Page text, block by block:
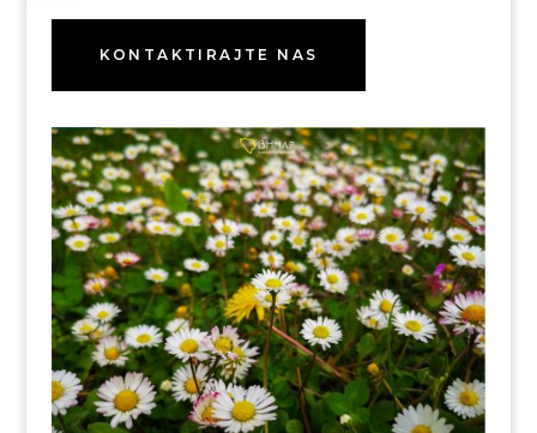
KONTAKTIRAJTE NAS